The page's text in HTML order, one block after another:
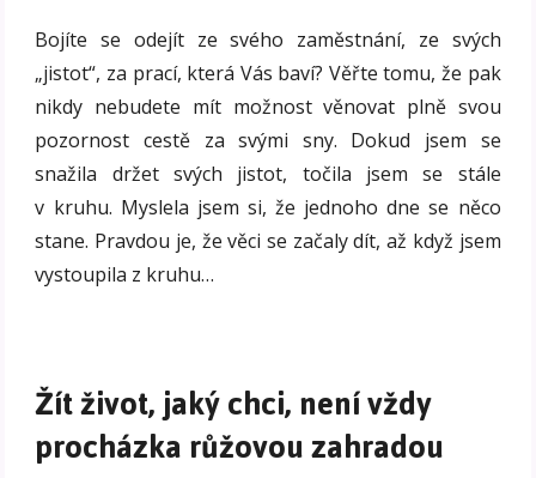
Bojíte se odejít ze svého zaměstnání, ze svých
„jistot“, za prací, která Vás baví? Věřte tomu, že pak
nikdy nebudete mít možnost věnovat plně svou
pozornost cestě za svými sny. Dokud jsem se
snažila držet svých jistot, točila jsem se stále
v kruhu. Myslela jsem si, že jednoho dne se něco
stane. Pravdou je, že věci se začaly dít, až když jsem
vystoupila z kruhu…
Žít život, jaký chci, není vždy
procházka růžovou zahradou